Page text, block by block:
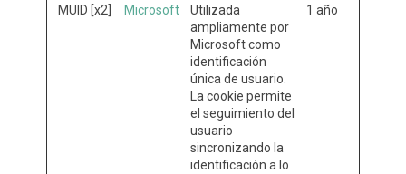
MUID [x2] Microsoft
Utilizada
ampliamente por
Microsoft como
identificación
única de usuario.
La cookie permite
el seguimiento del
usuario
sincronizando la
identificación a lo
1 año